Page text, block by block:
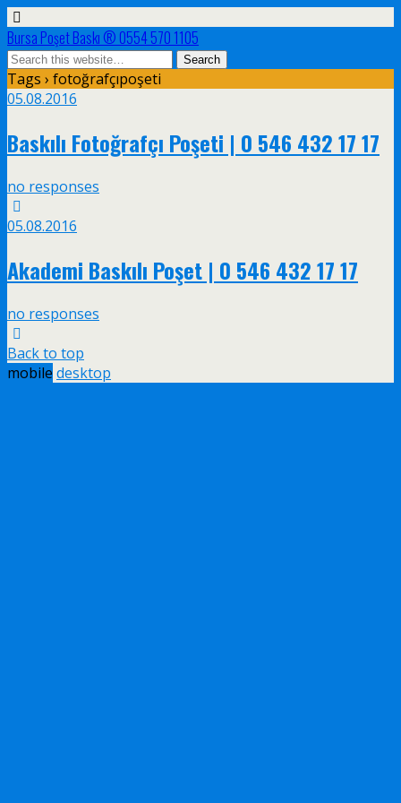
Bursa Poşet Baskı ® 0554 570 1105
Tags › fotoğrafçıpoşeti
05.08.2016
Baskılı Fotoğrafçı Poşeti | 0 546 432 17 17
no responses
05.08.2016
Akademi Baskılı Poşet | 0 546 432 17 17
no responses
Back to top
mobile desktop